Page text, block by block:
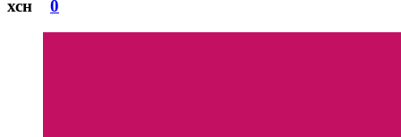
хсн 0